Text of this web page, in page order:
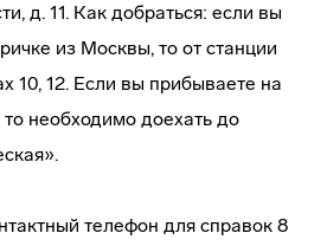
д. 11. Как добраться: если вы
из Москвы, то от станции
10, 12. Если вы прибываете на
необходимо доехать до
телефон для справок 8